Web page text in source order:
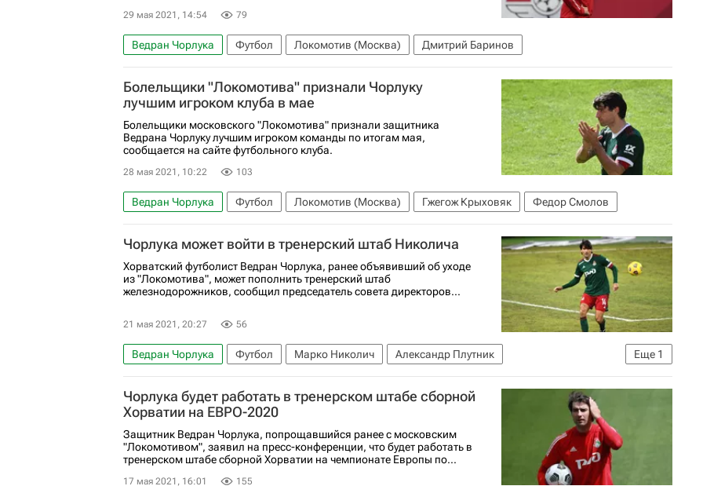
29 мая 2021, 14:54 79
Ведран Чорлука Футбол Локомотив (Москва) Дмитрий Баринов
Болельщики "Локомотива" признали Чорлуку
лучшим игроком клуба в мае
Болельщики московского "Локомотива" признали защитника
Ведрана Чорлуку лучшим игроком команды по итогам мая,
сообщается на сайте футбольного клуба.
28 мая 2021, 10:22 103
Ведран Чорлука Футбол Локомотив (Москва) Гжегож Крыховяк Федор Смолов
Чорлука может войти в тренерский штаб Николича
Хорватский футболист Ведран Чорлука, ранее объявивший об уходе
из "Локомотива", может пополнить тренерский штаб
железнодорожников, сообщил председатель совета директоров...
21 мая 2021, 20:27 56
Еще 1
Ведран Чорлука Футбол Марко Николич
Александр Плутник
Локомотив (Москва)
Чорлука будет работать в тренерском штабе сборной
Хорватии на ЕВРО-2020
Защитник Ведран Чорлука, попрощавшийся ранее с московским
"Локомотивом", заявил на пресс-конференции, что будет работать в
тренерском штабе сборной Хорватии на чемпионате Европы по...
17 мая 2021, 16:01 155